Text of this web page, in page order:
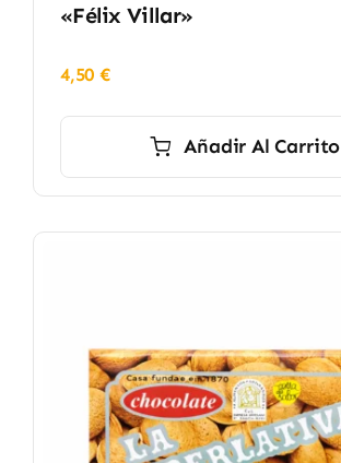
«Félix Villar»
4,50€
Añadir Al Carrito